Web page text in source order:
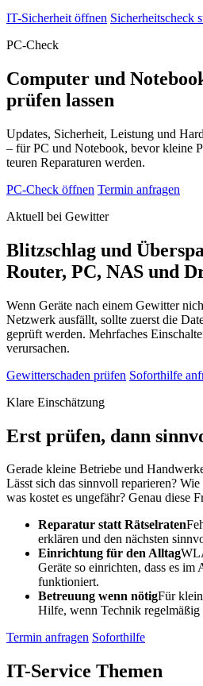
IT-Sicherheit öffnen Sicherheitscheck
PC-Check
Computer und
prüfen lassen
Updates, Sicherheit, Leistung und
– für PC und Notebook, bevor kleine
teuren Reparaturen werden.
PC-Check öffnen Termin anfragen
Aktuell bei Gewitter
Blitzschlag und
Router, PC, NAS und
Wenn Geräte nach einem Gewitter
Netzwerk ausfällt, sollte zuerst die
geprüft werden. Mehrfaches
verursachen.
Gewitterschaden prüfen Soforthilfe
Klare Einschätzung
Erst prüfen, dann
Gerade kleine Betriebe und
Lässt sich das sinnvoll reparieren?
was kostet es ungefähr? Genau diese
Reparatur statt Rätselraten
erklären und den nächsten
Einrichtung für den Alltag
Geräte so einrichten, dass es im
funktioniert.
Betreuung wenn nötigFür
Hilfe, wenn Technik regelmäßig
Termin anfragen Soforthilfe
IT-Service Themen